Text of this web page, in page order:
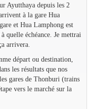
Ayutthaya depuis les 2
à la gare Hua
et Hua Lamphong est
quelle échéance. Je mettrai
arrivera.
départ ou destination,
les résultats que nos
gares de Thonburi (trains
vers le marché sur la